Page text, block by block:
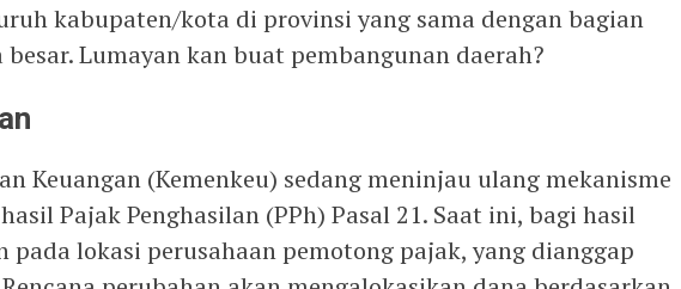
kabupaten/kota di provinsi yang sama dengan bagian
besar. Lumayan kan buat pembangunan daerah?
Keuangan (Kemenkeu) sedang meninjau ulang mekanisme
Pajak Penghasilan (PPh) Pasal 21. Saat ini, bagi hasil
pada lokasi perusahaan pemotong pajak, yang dianggap